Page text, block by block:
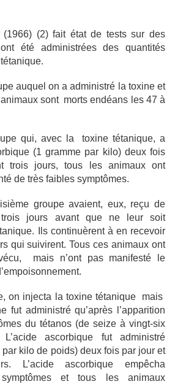
(2) fait état de tests sur des
été administrées des quantités
auquel on a administré la toxine et
sont morts endéans les 47 à
qui, avec la toxine tétanique, a
(1 gramme par kilo) deux fois
trois jours, tous les animaux ont
de très faibles symptômes.
groupe avaient, eux, reçu de
trois jours avant que ne leur soit
Ils continuèrent à en recevoir
qui suivirent. Tous ces animaux ont
mais n’ont pas manifesté le
on injecta la toxine tétanique mais
fut administré qu’après l’apparition
du tétanos (de seize à vingt-six
ascorbique fut administré
kilo de poids) deux fois par jour et
L’acide ascorbique empêcha
et tous les animaux